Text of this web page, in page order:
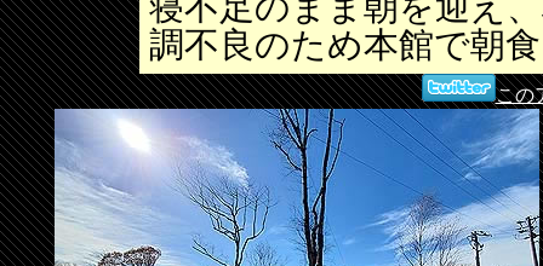
調不良のため本館で朝
この